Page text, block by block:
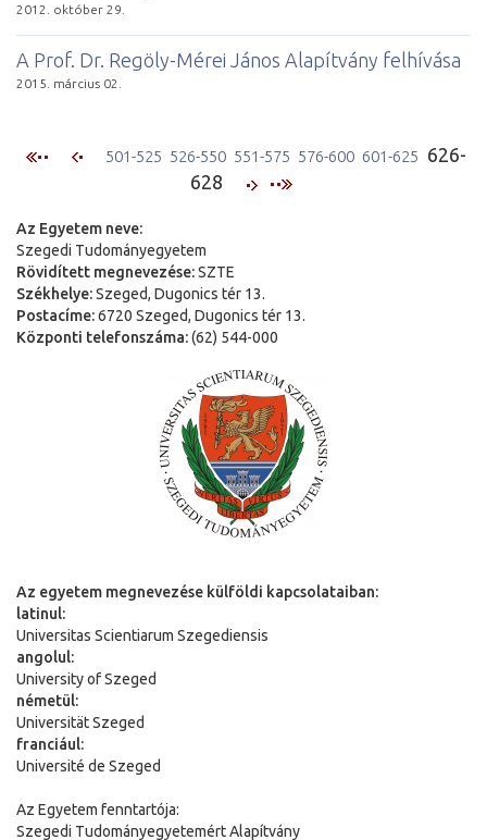
2012. október 29.
A Prof. Dr. Regöly-Mérei János Alapítvány felhívása
2015. március 02.
501-525 526-550 551-575 576-600 601-625 626-
628
Az Egyetem neve:
Szegedi Tudományegyetem
Rövidített megnevezése:SZTE
Székhelye:Szeged, Dugonics tér 13.
Postacíme:6720 Szeged, Dugonics tér 13.
Központi telefonszáma:(62) 544-000
Az egyetem megnevezése külföldi kapcsolataiban:
latinul:
Universitas Scientiarum Szegediensis
angolul:
University of Szeged
németül:
Universität Szeged
franciául:
Université de Szeged
Az Egyetem fenntartója:
Szegedi Tudományegyetemért Alapítvány